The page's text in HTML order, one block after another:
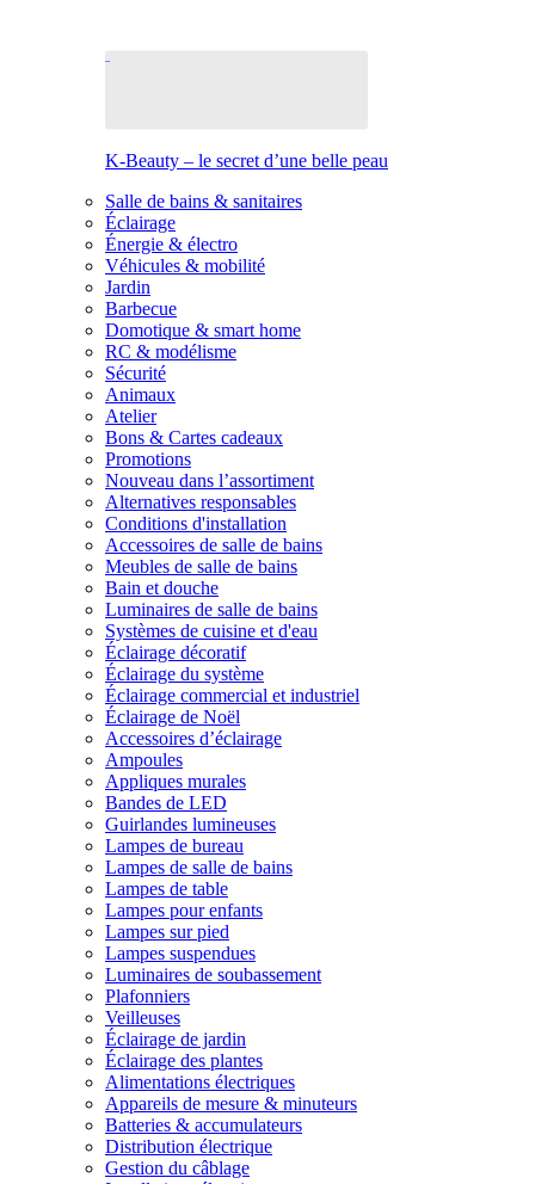
K-Beauty – le secret d’une belle peau
Salle de bains & sanitaires
Éclairage
Énergie & électro
Véhicules & mobilité
Jardin
Barbecue
Domotique & smart home
RC & modélisme
Sécurité
Animaux
Atelier
Bons & Cartes cadeaux
Promotions
Nouveau dans l’assortiment
Alternatives responsables
Conditions d'installation
Accessoires de salle de bains
Meubles de salle de bains
Bain et douche
Luminaires de salle de bains
Systèmes de cuisine et d'eau
Éclairage décoratif
Éclairage du système
Éclairage commercial et industriel
Éclairage de Noël
Accessoires d’éclairage
Ampoules
Appliques murales
Bandes de LED
Guirlandes lumineuses
Lampes de bureau
Lampes de salle de bains
Lampes de table
Lampes pour enfants
Lampes sur pied
Lampes suspendues
Luminaires de soubassement
Plafonniers
Veilleuses
Éclairage de jardin
Éclairage des plantes
Alimentations électriques
Appareils de mesure & minuteurs
Batteries & accumulateurs
Distribution électrique
Gestion du câblage